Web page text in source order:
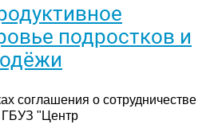
подростков и
соглашения о сотрудничестве
"Центр